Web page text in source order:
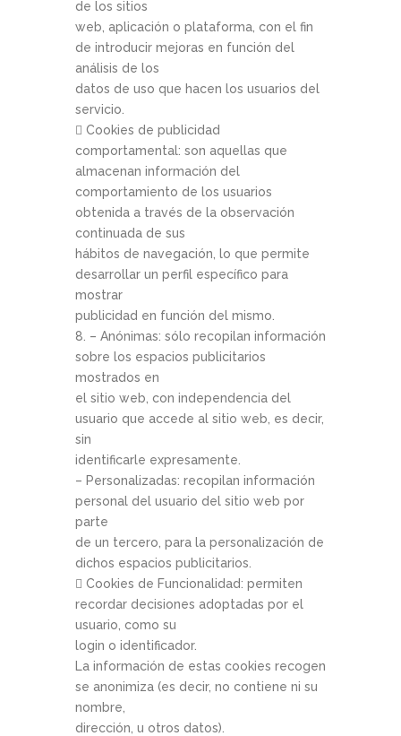
de los sitios
web, aplicación o plataforma, con el fin
de introducir mejoras en función del
análisis de los
datos de uso que hacen los usuarios del
servicio.
 Cookies de publicidad
comportamental: son aquellas que
almacenan información del
comportamiento de los usuarios
obtenida a través de la observación
continuada de sus
hábitos de navegación, lo que permite
desarrollar un perfil específico para
mostrar
publicidad en función del mismo.
8. – Anónimas: sólo recopilan información
sobre los espacios publicitarios
mostrados en
el sitio web, con independencia del
usuario que accede al sitio web, es decir,
sin
identificarle expresamente.
– Personalizadas: recopilan información
personal del usuario del sitio web por
parte
de un tercero, para la personalización de
dichos espacios publicitarios.
 Cookies de Funcionalidad: permiten
recordar decisiones adoptadas por el
usuario, como su
login o identificador.
La información de estas cookies recogen
se anonimiza (es decir, no contiene ni su
nombre,
dirección, u otros datos).